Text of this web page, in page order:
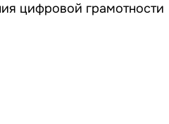
цифровой грамотности